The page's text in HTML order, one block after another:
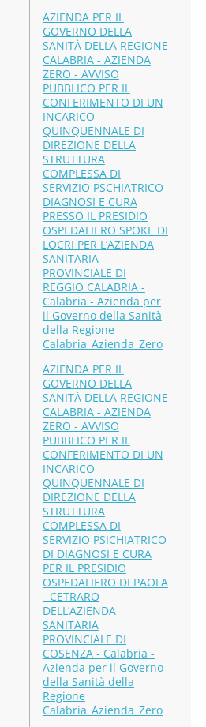
AZIENDA PER IL
GOVERNO DELLA
SANITÀ DELLA REGIONE
CALABRIA - AZIENDA
ZERO - AVVISO
PUBBLICO PER IL
CONFERIMENTO DI UN
INCARICO
QUINQUENNALE DI
DIREZIONE DELLA
STRUTTURA
COMPLESSA DI
SERVIZIO PSCHIATRICO
DIAGNOSI E CURA
PRESSO IL PRESIDIO
OSPEDALIERO SPOKE DI
LOCRI PER L’AZIENDA
SANITARIA
PROVINCIALE DI
REGGIO CALABRIA -
Calabria - Azienda per
il Governo della Sanità
della Regione
Calabria_Azienda_Zero
AZIENDA PER IL
GOVERNO DELLA
SANITÀ DELLA REGIONE
CALABRIA - AZIENDA
ZERO - AVVISO
PUBBLICO PER IL
CONFERIMENTO DI UN
INCARICO
QUINQUENNALE DI
DIREZIONE DELLA
STRUTTURA
COMPLESSA DI
SERVIZIO PSICHIATRICO
DI DIAGNOSI E CURA
PER IL PRESIDIO
OSPEDALIERO DI PAOLA
- CETRARO
DELL’AZIENDA
SANITARIA
PROVINCIALE DI
COSENZA - Calabria -
Azienda per il Governo
della Sanità della
Regione
Calabria_Azienda_Zero